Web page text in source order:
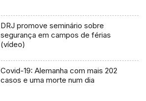
DRJ promove seminário sobre
segurança em campos de férias
(vídeo)
Covid-19: Alemanha com mais 202
casos e uma morte num dia